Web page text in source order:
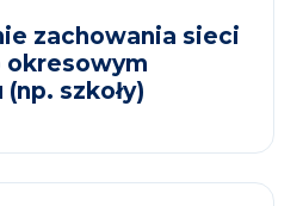
zachowania sieci
okresowym
szkoły)